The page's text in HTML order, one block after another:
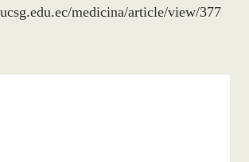
medicina/article/view/377